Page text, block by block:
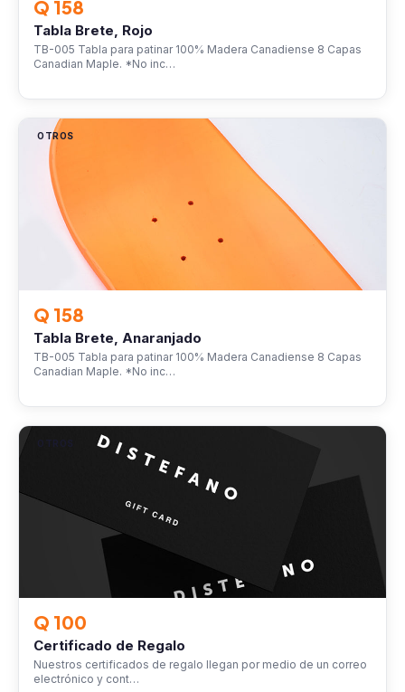
Q 158
Tabla Brete, Rojo
TB-005 Tabla para patinar 100% Madera Canadiense 8 Capas
Canadian Maple. *No inc…
OTROS
Q 158
Tabla Brete, Anaranjado
TB-005 Tabla para patinar 100% Madera Canadiense 8 Capas
Canadian Maple. *No inc…
OTROS
Q 100
Certificado de Regalo
Nuestros certificados de regalo llegan por medio de un correo
electrónico y cont…